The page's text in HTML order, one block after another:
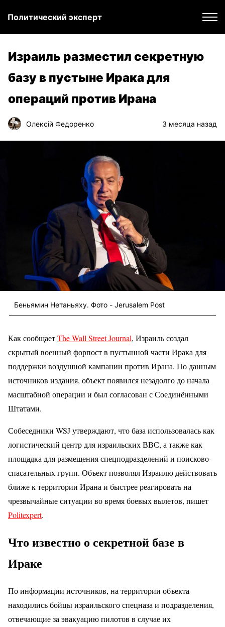
Политический эксперт
Израиль разместил секретную
базу в пустыне Ирака для
операций против Ирана
Олексій Федоренко 3 месяца назад
Беньямин Нетаньяху. Фото - Jerusalem Post
Как сообщаетThe Wall Street Journal, Израиль создал
скрытый военный форпост в пустынной части Ирака для
поддержки воздушной кампании против Ирана. По данным
источников издания, объект появился незадолго до начала
масштабной операции и был согласован с Соединёнными
Штатами.
Собеседники WSJ утверждают, что база использовалась как
логистический центр для израильских ВВС, а также как
площадка для размещения спецподразделений и поисково-
спасательных групп. Объект позволял Израилю действовать
ближе к территории Ирана и быстрее реагировать на
чрезвычайные ситуации во время боевых вылетов, пишет
Politexpert.
Что известно о секретной базе в
Ираке
По информации источников, на территории объекта
находились бойцы израильского спецназа и подразделения,
отвечающие за эвакуацию пилотов в случае их